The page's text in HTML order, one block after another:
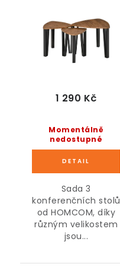
Momentálně
nedostupné
1 290 Kč
Sada 3
konferenčních stolů
od HOMCOM, díky
různým velikostem
jsou...